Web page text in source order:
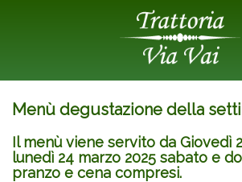
Menù degustazione della
Il menù viene servito da Giovedì
lunedì 24 marzo 2025 sabato e
pranzo e cena compresi.